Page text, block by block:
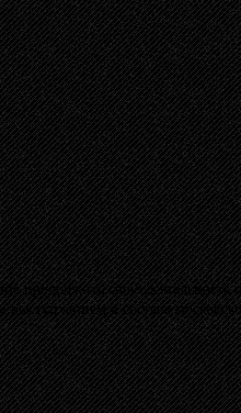
продолжить свою деятельность
выступлением в составе